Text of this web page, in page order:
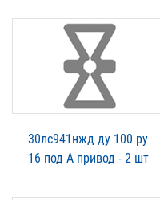
30лс941нжд ду 100 ру
16 под А привод - 2 шт